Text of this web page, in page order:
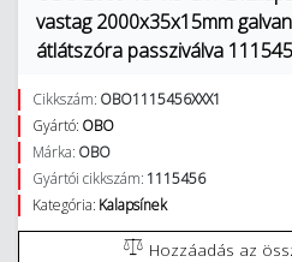
vastag 2000x35x15mm
átlátszóra passziválva
Cikkszám: OBO1115456XXX1
Gyártó: OBO
Márka: OBO
Gyártói cikkszám: 1115456
Kategória: Kalapsínek
Hozzáadás az